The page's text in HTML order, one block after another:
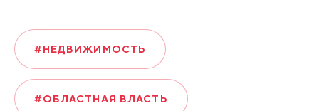
#НЕДВИЖИМОСТЬ
#ОБЛАСТНАЯ ВЛАСТЬ